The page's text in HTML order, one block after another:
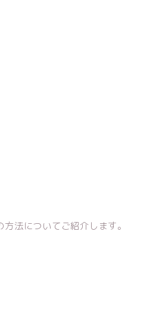
法についてご紹介します。